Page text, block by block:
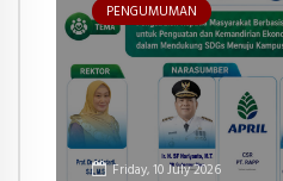
PENGUMUMAN
Friday, 10 July 2026